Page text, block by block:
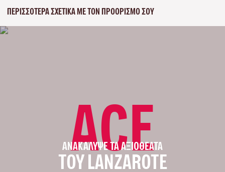
ΠΕΡΙΣΣΌΤΕΡΑ ΣΧΕΤΙΚΆ ΜΕ ΤΟΝ ΠΡΟΟΡΙΣΜΌ ΣΟΥ
ACE
ΑΝΑΚΆΛΥΨΕ ΤΑ ΑΞΙΟΘΈΑΤΑ
ΤΟΥ LANZAROTE